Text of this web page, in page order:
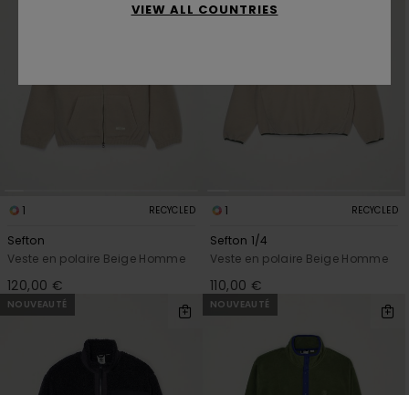
1 RECYCLED
Sefton
Veste en polaire Beige Homme
120,00 €
1 RECYCLED
Sefton 1/4
Veste en polaire Beige Homme
110,00 €
NOUVEAUTÉ NOUVEAUTÉ
VIEW ALL COUNTRIES